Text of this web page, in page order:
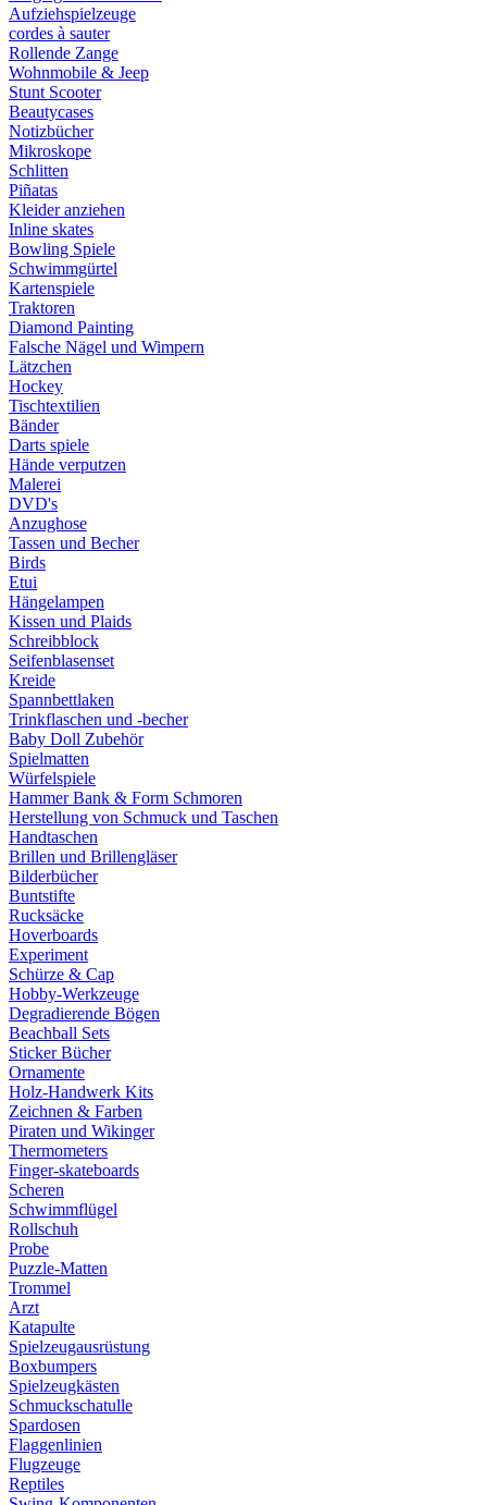
Aufziehspielzeuge
cordes à sauter
Rollende Zange
Wohnmobile & Jeep
Stunt Scooter
Beautycases
Notizbücher
Mikroskope
Schlitten
Piñatas
Kleider anziehen
Inline skates
Bowling Spiele
Schwimmgürtel
Kartenspiele
Traktoren
Diamond Painting
Falsche Nägel und Wimpern
Lätzchen
Hockey
Tischtextilien
Bänder
Darts spiele
Hände verputzen
Malerei
DVD's
Anzughose
Tassen und Becher
Birds
Etui
Hängelampen
Kissen und Plaids
Schreibblock
Seifenblasenset
Kreide
Spannbettlaken
Trinkflaschen und -becher
Baby Doll Zubehör
Spielmatten
Würfelspiele
Hammer Bank & Form Schmoren
Herstellung von Schmuck und Taschen
Handtaschen
Brillen und Brillengläser
Bilderbücher
Buntstifte
Rucksäcke
Hoverboards
Experiment
Schürze & Cap
Hobby-Werkzeuge
Degradierende Bögen
Beachball Sets
Sticker Bücher
Ornamente
Holz-Handwerk Kits
Zeichnen & Farben
Piraten und Wikinger
Thermometers
Finger-skateboards
Scheren
Schwimmflügel
Rollschuh
Probe
Puzzle-Matten
Trommel
Arzt
Katapulte
Spielzeugausrüstung
Boxbumpers
Spielzeugkästen
Schmuckschatulle
Spardosen
Flaggenlinien
Flugzeuge
Reptiles